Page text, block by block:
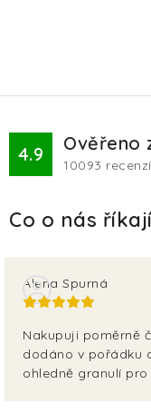
4.9 Ověřeno
10093 recenzí.
Alena Spurná
Nakupuji poměrně
dodáno v pořádku
ohledně granulí pro